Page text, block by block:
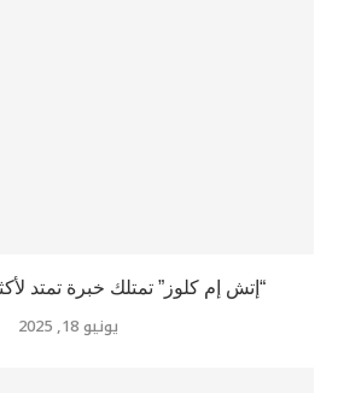
“إتش إم كلوز” تمتلك خبرة تمتد لأكثر من
يونيو 18, 2025